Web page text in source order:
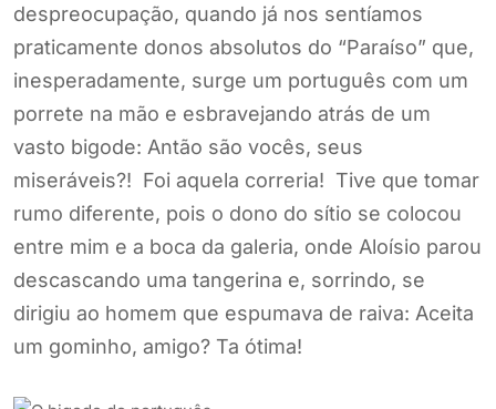
despreocupação, quando já nos sentíamos
praticamente donos absolutos do “Paraíso” que,
inesperadamente, surge um português com um
porrete na mão e esbravejando atrás de um
vasto bigode: Antão são vocês, seus
miseráveis?! Foi aquela correria! Tive que tomar
rumo diferente, pois o dono do sítio se colocou
entre mim e a boca da galeria, onde Aloísio parou
descascando uma tangerina e, sorrindo, se
dirigiu ao homem que espumava de raiva: Aceita
um gominho, amigo? Ta ótima!